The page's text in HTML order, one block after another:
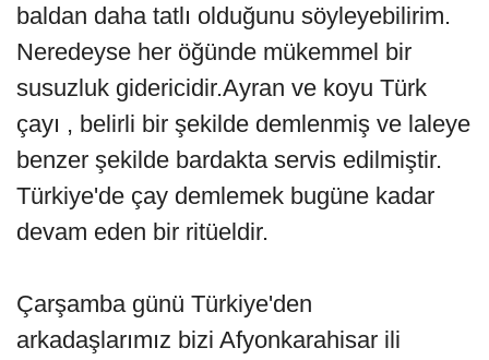
baldan daha tatlı olduğunu söyleyebilirim.
Neredeyse her öğünde mükemmel bir
susuzluk gidericidir.Ayran ve koyu Türk
çayı , belirli bir şekilde demlenmiş ve laleye
benzer şekilde bardakta servis edilmiştir.
Türkiye'de çay demlemek bugüne kadar
devam eden bir ritüeldir.
Çarşamba günü Türkiye'den
arkadaşlarımız bizi Afyonkarahisar ili